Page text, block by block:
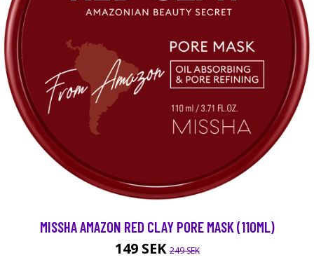
MISSHA AMAZON RED CLAY PORE MASK (110ML)
149 SEK249 SEK